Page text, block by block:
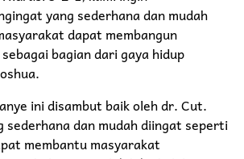
yang sederhana dan mudah
dapat membangun
bagian dari gaya hidup
ini disambut baik oleh dr. Cut.
sederhana dan mudah diingat seperti
membantu masyarakat